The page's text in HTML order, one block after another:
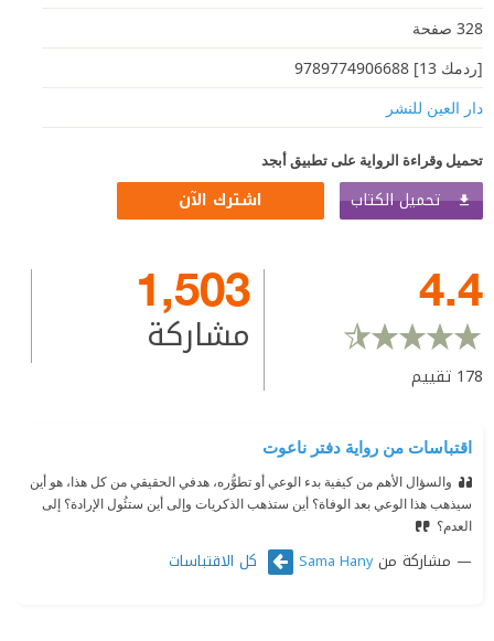
328 صفحة
[ردمك 13] 9789774906688
دار العين للنشر
تحميل وقراءة الرواية على تطبيق أبجد
تحميل الكتاب اشترك الآن
4.4
178 تقييم
1,503
مشاركة
اقتباسات من رواية دفتر ناعوت
والسؤال الأهم من كيفية بدء الوعي أو تطوُّره، هدفي الحقيقي من كل هذا، هو أين
سيذهب هذا الوعي بعد الوفاة؟ أين ستذهب الذكريات وإلى أين ستئُول الإرادة؟ إلى
العدم؟
مشاركة منSama Hany كل الاقتباسات